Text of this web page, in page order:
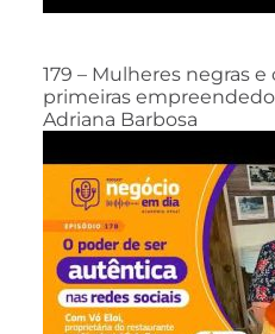
179 – Mulheres negras e
primeiras
Adriana Barbosa